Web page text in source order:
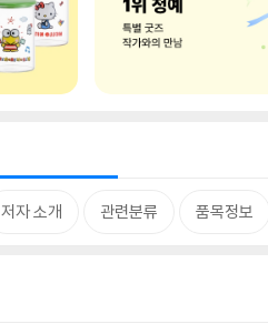
저자 소개 관련분류 품목정보